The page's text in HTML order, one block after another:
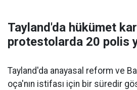
Tayland'da hükümet
protestolarda 20 polis
Tayland'da anayasal reform ve
oça'nın istifası için bir süredir